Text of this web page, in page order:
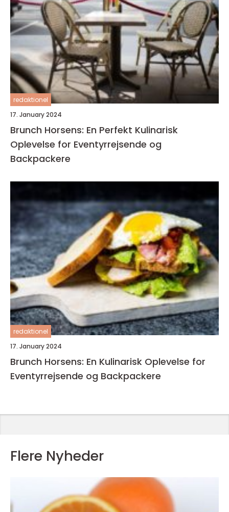
redaktionel
17. January 2024
Brunch Horsens: En Perfekt Kulinarisk
Oplevelse for Eventyrrejsende og
Backpackere
redaktionel
17. January 2024
Brunch Horsens: En Kulinarisk Oplevelse for
Eventyrrejsende og Backpackere
Flere Nyheder